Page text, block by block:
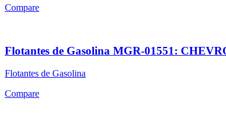
Compare
Flotantes de Gasolina MGR-01551:
Flotantes de Gasolina
Compare